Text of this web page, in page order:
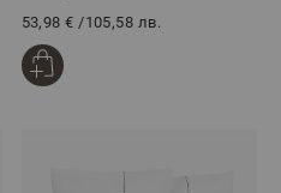
53,98 € /105,58 лв.